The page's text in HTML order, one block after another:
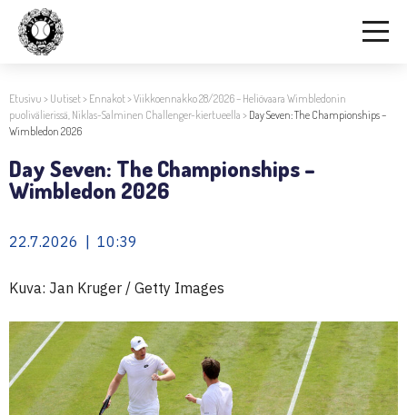
Etusivu > Uutiset> Ennakot>Viikkoennakko 28/2026 – Heliövaara Wimbledonin
puolivälierissä, Niklas-Salminen Challenger-kiertueella > Day Seven: The Championships –
Wimbledon 2026
Day Seven: The Championships –
Wimbledon 2026
22.7.2026 | 10:39
Kuva: Jan Kruger / Getty Images